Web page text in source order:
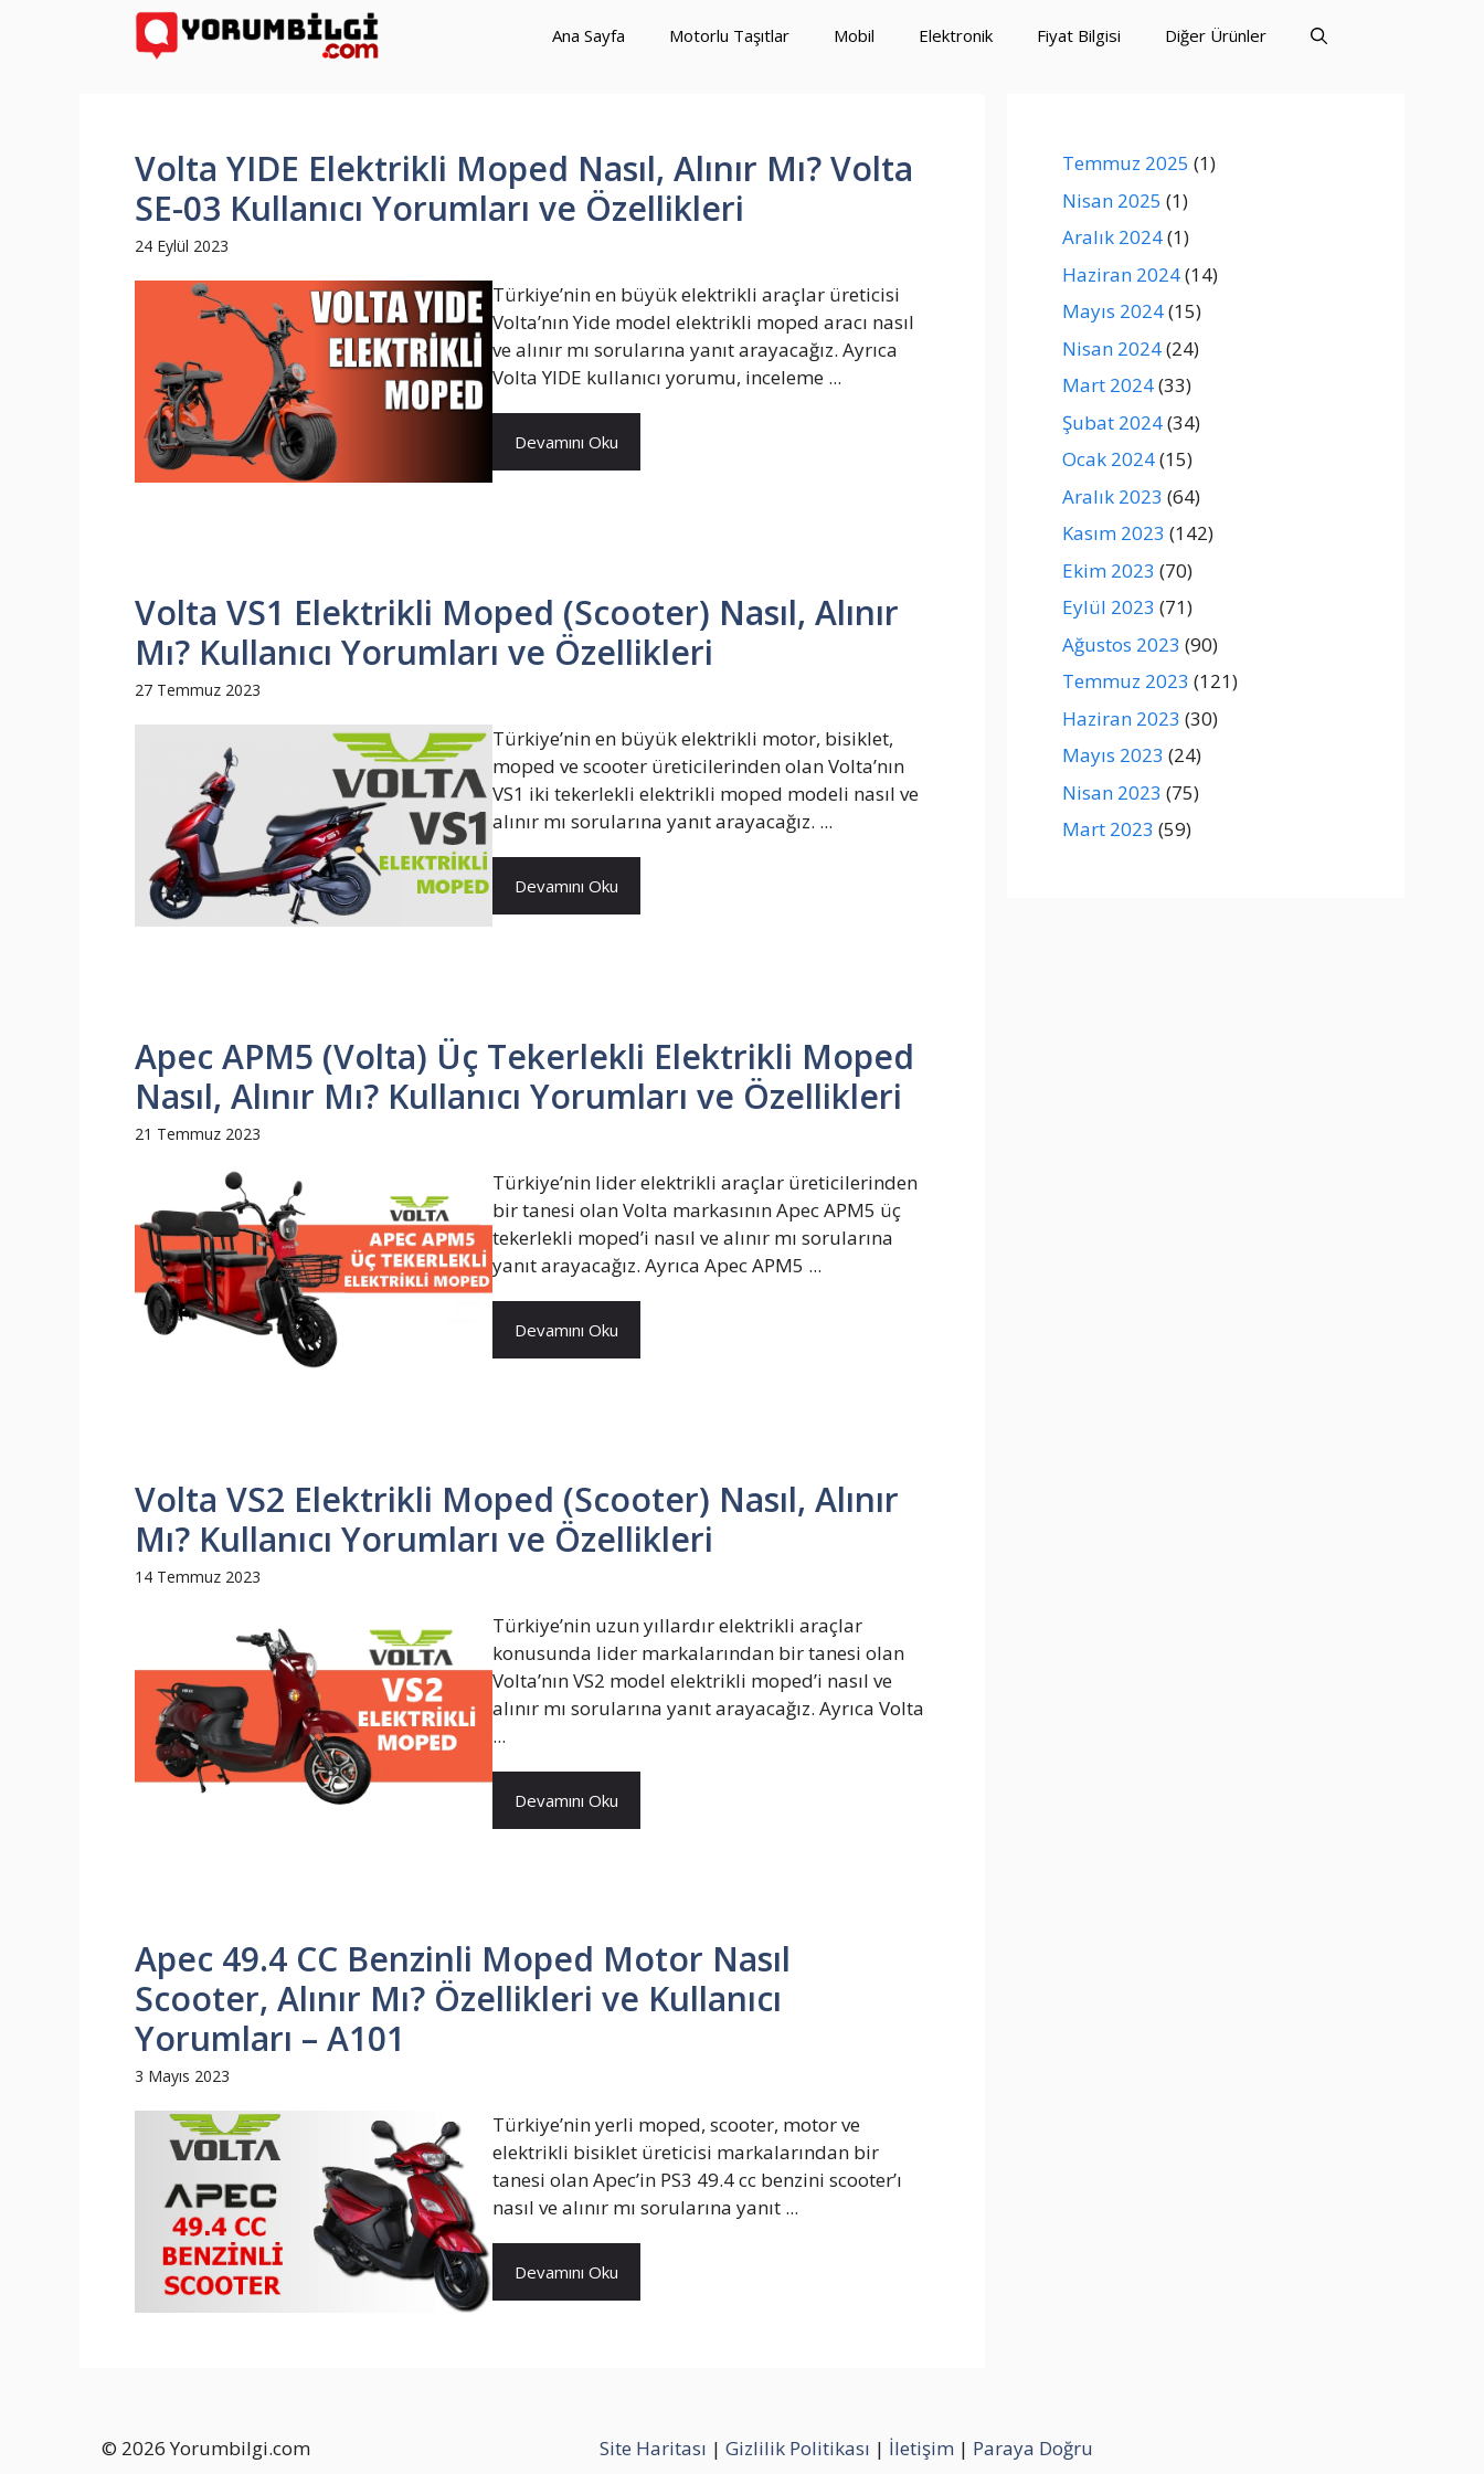
Ana Sayfa Motorlu Taşıtlar Mobil Elektronik Fiyat Bilgisi Diğer Ürünler
Volta YIDE Elektrikli Moped Nasıl, Alınır Mı? Volta
SE-03 Kullanıcı Yorumları ve Özellikleri
24 Eylül 2023
Türkiye’nin en büyük elektrikli araçlar üreticisi
Volta’nın Yide model elektrikli moped aracı nasıl
ve alınır mı sorularına yanıt arayacağız. Ayrıca
Volta YIDE kullanıcı yorumu, inceleme ...
Devamını Oku
Volta VS1 Elektrikli Moped (Scooter) Nasıl, Alınır
Mı? Kullanıcı Yorumları ve Özellikleri
27 Temmuz 2023
Türkiye’nin en büyük elektrikli motor, bisiklet,
moped ve scooter üreticilerinden olan Volta’nın
VS1 iki tekerlekli elektrikli moped modeli nasıl ve
alınır mı sorularına yanıt arayacağız. ...
Devamını Oku
Apec APM5 (Volta) Üç Tekerlekli Elektrikli Moped
Nasıl, Alınır Mı? Kullanıcı Yorumları ve Özellikleri
21 Temmuz 2023
Türkiye’nin lider elektrikli araçlar üreticilerinden
bir tanesi olan Volta markasının Apec APM5 üç
tekerlekli moped’i nasıl ve alınır mı sorularına
yanıt arayacağız. Ayrıca Apec APM5 ...
Devamını Oku
Volta VS2 Elektrikli Moped (Scooter) Nasıl, Alınır
Mı? Kullanıcı Yorumları ve Özellikleri
14 Temmuz 2023
Türkiye’nin uzun yıllardır elektrikli araçlar
konusunda lider markalarından bir tanesi olan
Volta’nın VS2 model elektrikli moped’i nasıl ve
alınır mı sorularına yanıt arayacağız. Ayrıca Volta
...
Devamını Oku
Apec 49.4 CC Benzinli Moped Motor Nasıl
Scooter, Alınır Mı? Özellikleri ve Kullanıcı
Yorumları – A101
3 Mayıs 2023
Türkiye’nin yerli moped, scooter, motor ve
elektrikli bisiklet üreticisi markalarından bir
tanesi olan Apec’in PS3 49.4 cc benzini scooter’ı
nasıl ve alınır mı sorularına yanıt ...
Devamını Oku
Temmuz 2025 (1)
Nisan 2025 (1)
Aralık 2024(1)
Haziran 2024(14)
Mayıs 2024(15)
Nisan 2024(24)
Mart 2024(33)
Şubat 2024(34)
Ocak 2024(15)
Aralık 2023 (64)
Kasım 2023 (142)
Ekim 2023 (70)
Eylül 2023 (71)
Ağustos 2023 (90)
Temmuz 2023 (121)
Haziran 2023 (30)
Mayıs 2023 (24)
Nisan 2023 (75)
Mart 2023 (59)
© 2026 Yorumbilgi.com Site Haritası | Gizlilik Politikası | İletişim | Paraya Doğru